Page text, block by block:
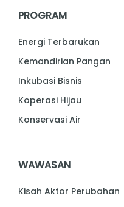
PROGRAM
Energi Terbarukan
Kemandirian Pangan
Inkubasi Bisnis
Koperasi Hijau
Konservasi Air
WAWASAN
Kisah Aktor Perubahan